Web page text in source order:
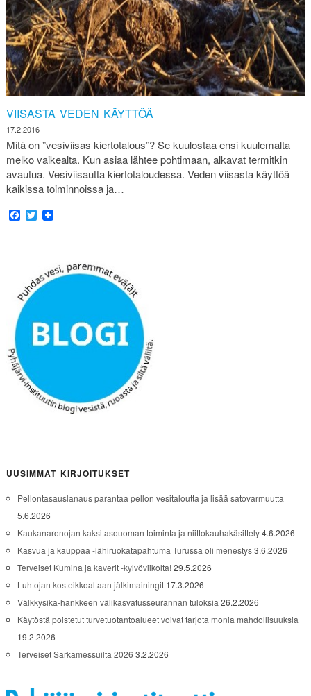
VIISASTA VEDEN KÄYTTÖÄ
17.2.2016
Mitä on ”vesiviisas kiertotalous”? Se kuulostaa ensi kuulemalta
melko vaikealta. Kun asiaa lähtee pohtimaan, alkavat termitkin
avautua. Vesiviisautta kiertotaloudessa. Veden viisasta käyttöä
kaikissa toiminnoissa ja…
Facebook
Twitter
UUSIMMAT KIRJOITUKSET
Pellontasauslanaus parantaa pellon vesitaloutta ja lisää satovarmuutta
5.6.2026
Kaukanaronojan kaksitasouoman toiminta ja niittokauhakäsittely4.6.2026
Kasvua ja kauppaa -lähiruokatapahtuma Turussa oli menestys3.6.2026
Terveiset Kumina ja kaverit -kylvöviikolta!29.5.2026
Luhtojan kosteikkoaltaan jälkimainingit 17.3.2026
Välkkysika-hankkeen välikasvatusseurannan tuloksia 26.2.2026
Käytöstä poistetut turvetuotantoalueet voivat tarjota monia mahdollisuuksia
19.2.2026
Terveiset Sarkamessuilta 2026 3.2.2026